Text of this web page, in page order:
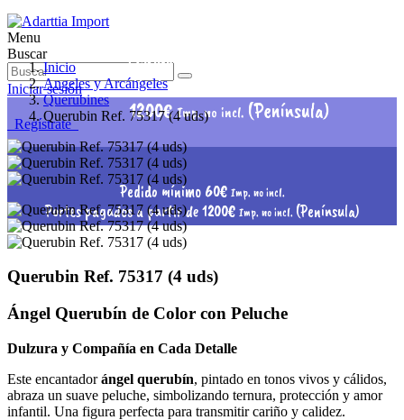
Menu
Buscar
Iniciar sesión
Regístrate
Pedido mínimo 60€ Imp. no incl.
Portes pagados a partir de 1200€ Imp. no incl. (Península)
Pedido mínimo 60€
Portes pagados a partir de
1200€Imp. no incl. (Península)
Inicio
Angeles y Arcángeles
Querubines
Querubin Ref. 75317 (4 uds)
Querubin Ref. 75317 (4 uds)
Ángel Querubín de Color con Peluche
Dulzura y Compañía en Cada Detalle
Este encantadorángel querubín, pintado en tonos vivos y cálidos,
abraza un suave peluche, simbolizando ternura, protección y amor
infantil. Una figura perfecta para transmitir cariño y calidez.